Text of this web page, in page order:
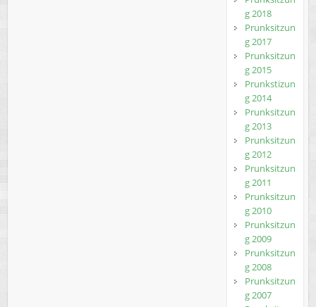
g 2018
Prunksitzun
g 2017
Prunksitzun
g 2015
Prunkstizun
g 2014
Prunksitzun
g 2013
Prunksitzun
g 2012
Prunksitzun
g 2011
Prunksitzun
g 2010
Prunksitzun
g 2009
Prunksitzun
g 2008
Prunksitzun
g 2007